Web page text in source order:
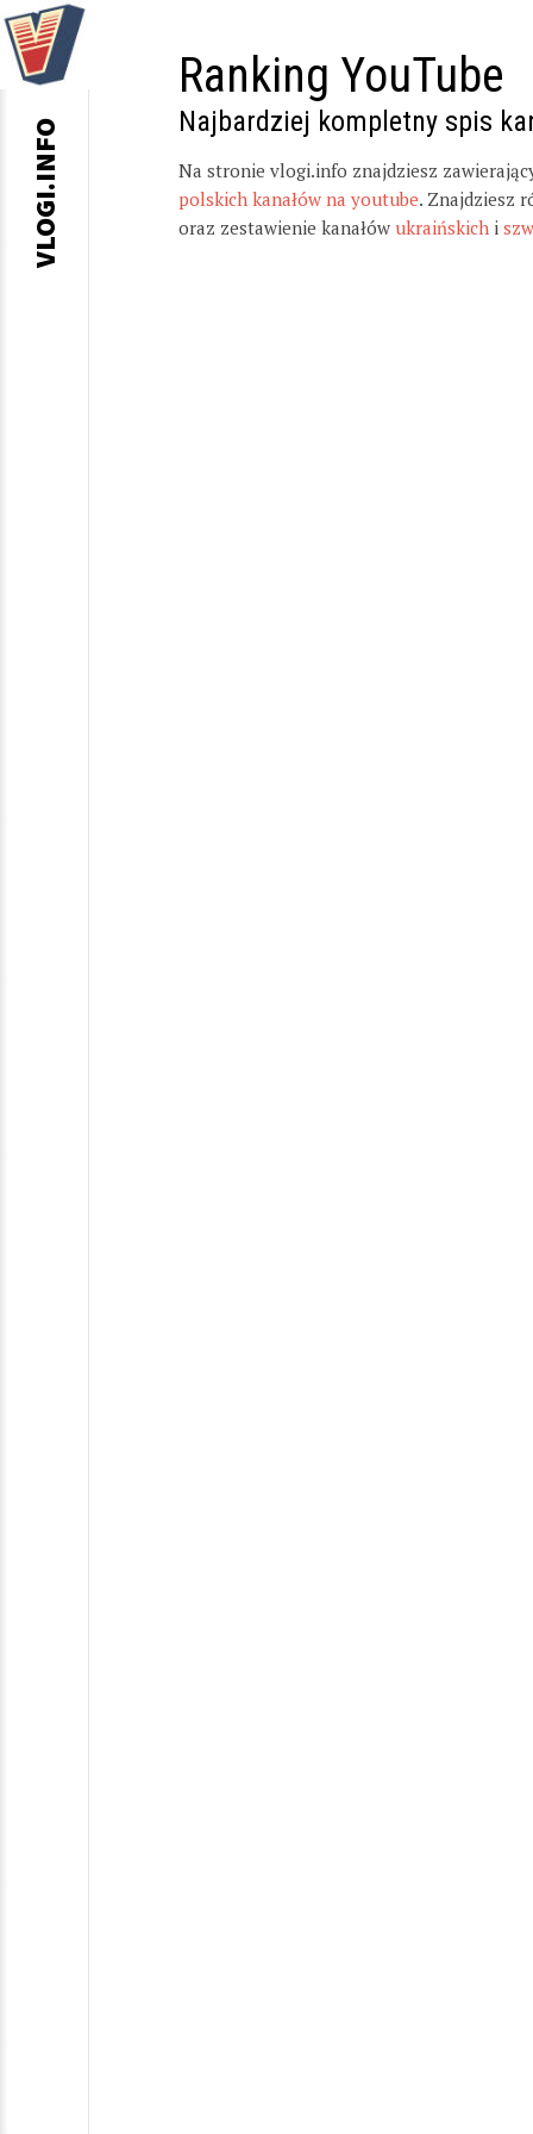
Ranking YouTube
Najbardziej kompletny spis
Na stronie vlogi.info znajdziesz
polskich kanałów na youtube. Znajdziesz
oraz zestawienie kanałów ukraińskich i
VLOGI.INFO